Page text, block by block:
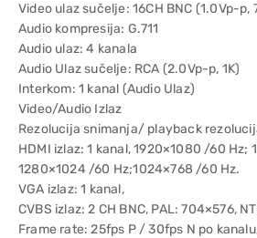
Video ulaz sučelje: 16CH BNC (1.0Vp-p,
Audio kompresija: G.711
Audio ulaz: 4 kanala
Audio Ulaz sučelje: RCA (2.0Vp-p, 1K)
Interkom: 1 kanal (Audio Ulaz)
Video/Audio Izlaz
Rezolucija snimanja/ playback
HDMI izlaz: 1 kanal, 1920×1080 /60 Hz;
1280×1024 /60 Hz;1024×768 /60 Hz.
VGA izlaz: 1 kanal,
CVBS izlaz: 2 CH BNC, PAL: 704×576,
Frame rate: 25fps P / 30fps N po